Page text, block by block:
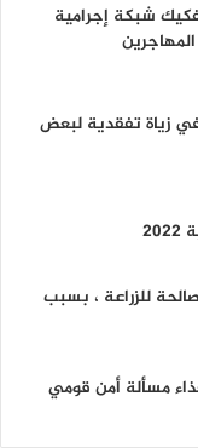
شبكة إجرامية
زياة تفقدية لبعض
للزراعة ، بسبب
مسألة أمن قومي